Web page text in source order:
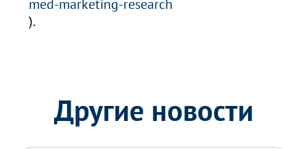
med-marketing-research
).
Другие новости